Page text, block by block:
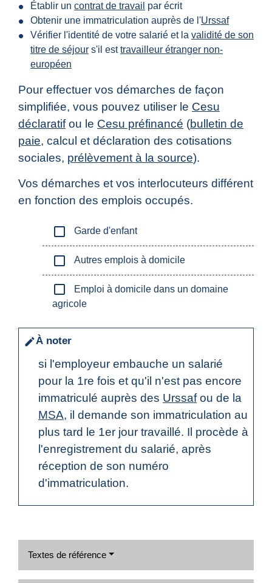
Établir un contrat de travail par écrit
Obtenir une immatriculation auprès de l'Urssaf
Vérifier l'identité de votre salarié et la validité de son
titre de séjour s'il esttravailleur étranger non-
européen
Pour effectuer vos démarches de façon
simplifiée, vous pouvez utiliser le Cesu
déclaratifou le Cesu préfinancé (bulletin de
paie, calcul et déclaration des cotisations
sociales, prélèvement à la source).
Vos démarches et vos interlocuteurs différent
en fonction des emplois occupés.
check_box_outline_blank Garde d'enfant
check_box_outline_blank Autres emplois à domicile
check_box_outline_blank
Emploi à domicile dans un domaine
agricole
editÀ noter
si l'employeur embauche un salarié
pour la 1re fois et qu'il n'est pas encore
immatriculé auprès des Urssafou de la
MSA, il demande son immatriculation au
plus tard le 1er jour travaillé. Il procède à
l'enregistrement du salarié, après
réception de son numéro
d'immatriculation.
Textes de référence